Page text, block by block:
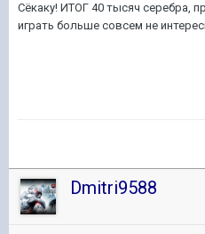
Сёкаку! ИТОГ 40 тысяч серебра,
играть больше совсем не
Dmitri9588